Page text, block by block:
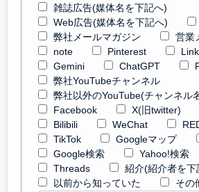
雑誌広告(媒体名を下記へ)
Web広告(媒体名を下記へ)
弊社メールマガジン
営業
note
Pinterest
Gemini
ChatGPT
弊社YouTubeチャンネル
弊社以外のYouTube(チャンネル
Facebook
X(旧twitter)
Bilibili
WeChat
TikTok
Googleマップ
Google検索
Yahoo!検索
Threads
紹介(紹介者を下
以前から知っていた
その